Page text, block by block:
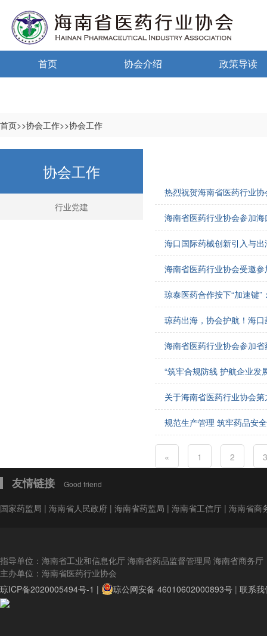
首页 协会介绍
协会负责人
登记信息
会费制度
协会章程
政策导读
首页>>协会工作>>协会工作
协会工作
行业党建
热烈祝贺海南省医药行业
海南省医药行业协会参加
海口国际药械创新引入与
海南省医药行业协会受邀
琼泰医药合作按下“加速键
琼药出海，协会护航！海
海南省医药行业协会参加
“筑牢合规防线 护航企业发
关于海南省医药行业协会
规范生产管理 筑牢药品安
« 1 2 3
友情链接 Good friend
国家药监局 | 海南省人民政府 | 海南省药监局 | 海南省工信厅 | 海南省商
指导单位：海南省工业和信息化厅 海南省药品监督管理局 海南省商务厅
主办单位：海南省医药行业协会
琼ICP备2020005494号-1 |
琼公网安备 46010602000893号 | 联系我